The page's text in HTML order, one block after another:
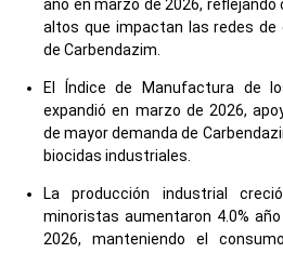
año en marzo de 2026,
altos que impactan las redes de
de Carbendazim.
El Índice de Manufactura de
expandió en marzo de 2026,
de mayor demanda de
biocidas industriales.
La producción industrial
minoristas aumentaron 4.0%
2026, manteniendo el